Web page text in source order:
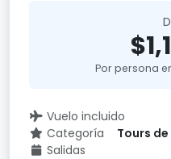
Por persona
Vuelo incluido
Categoría
Tours
Salidas